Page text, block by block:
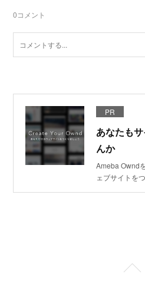
0コメント
PR
あなたも
んか
Ameba Ownd
ェブサイトを